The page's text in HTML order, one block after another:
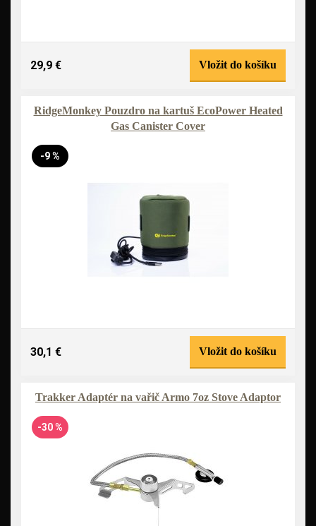
29,9 € Vložit do košíku
RidgeMonkey Pouzdro na kartuš EcoPower Heated
Gas Canister Cover
-9 %
30,1 € Vložit do košíku
Trakker Adaptér na vařič Armo 7oz Stove Adaptor
-30 %